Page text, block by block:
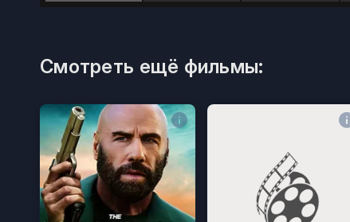
Смотреть ещё фильмы: